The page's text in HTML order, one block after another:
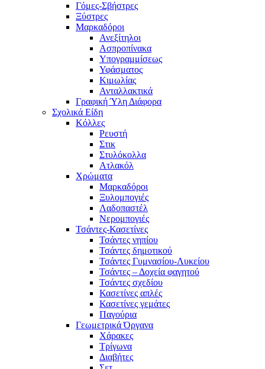
Γόμες-Σβήστρες
Ξύστρες
Μαρκαδόροι
Ανεξίτηλοι
Ασπροπίνακα
Υπογραμμίσεως
Υφάσματος
Κιμωλίας
Ανταλλακτικά
Γραφική Ύλη Διάφορα
Σχολικά Είδη
Κόλλες
Ρευστή
Στικ
Στυλόκολλα
Ατλακόλ
Χρώματα
Μαρκαδόροι
Ξυλομπογιές
Λαδοπαστέλ
Νερομπογιές
Τσάντες-Κασετίνες
Τσάντες νηπίου
Τσάντες δημοτικού
Τσάντες Γυμνασίου-Λυκείου
Τσάντες – Δοχεία φαγητού
Τσάντες σχεδίου
Κασετίνες απλές
Κασετίνες γεμάτες
Παγούρια
Γεωμετρικά Όργανα
Χάρακες
Τρίγωνα
Διαβήτες